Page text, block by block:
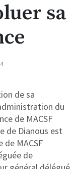
sa
de sa
du
de MACSF
de Dianous est
MACSF
de